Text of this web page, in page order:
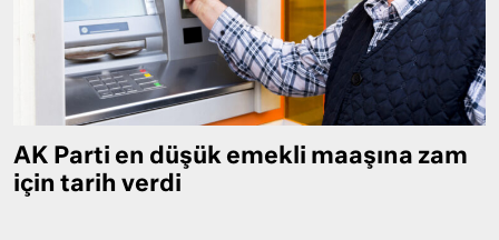
AK Parti en düşük emekli maaşına zam
için tarih verdi